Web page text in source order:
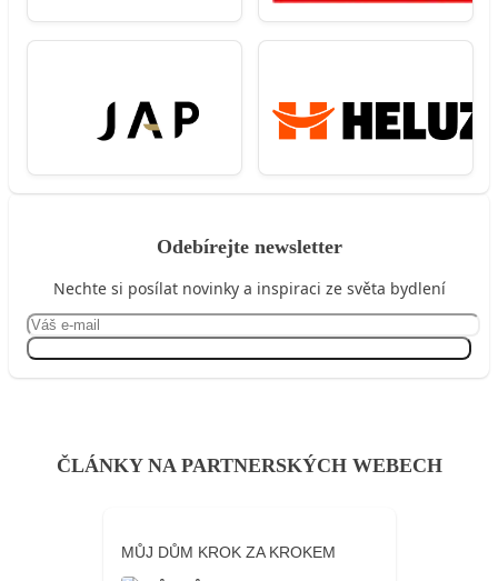
Odebírejte newsletter
Nechte si posílat novinky a inspiraci ze světa bydlení
ČLÁNKY NA PARTNERSKÝCH WEBECH
MŮJ DŮM KROK ZA KROKEM